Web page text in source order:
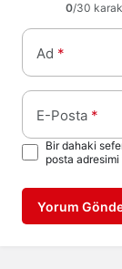
0/30
Ad *
E-Posta *
Bir dahaki
posta
Yorum